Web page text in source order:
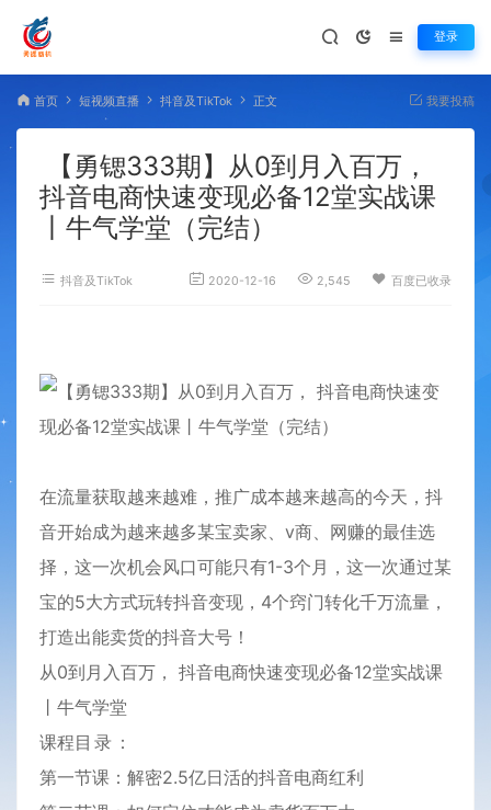
登录
首页 短视频直播 抖音及TikTok 正文 我要投稿
【勇锶333期】从0到月入百万，
抖音电商快速变现必备12堂实战课
丨牛气学堂（完结）
抖音及TikTok 2020-12-16 2,545 百度已收录
在流量获取越来越难，推广成本越来越高的今天，抖
音开始成为越来越多某宝卖家、v商、网赚的最佳选
择，这一次机会风口可能只有1-3个月，这一次通过某
宝的5大方式玩转抖音变现，4个窍门转化千万流量，
打造出能卖货的抖音大号！
从0到月入百万， 抖音电商快速变现必备12堂实战课
丨牛气学堂
课程目 录 ：
第一节课：解密2.5亿日活的抖音电商红利